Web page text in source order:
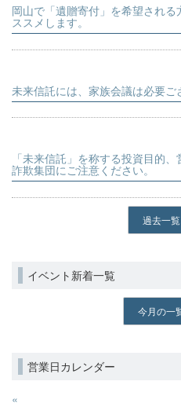
岡山で「遺贈寄付」を希望され
ススメします。
未来信託には、家族会議は必要ご
「未来信託」を称する投資目的
詐欺集団にご注意ください。
過去一
イベント新着一覧
今月の一
営業日カレンダー
«